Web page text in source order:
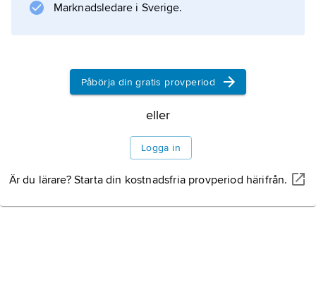
Marknadsledare i Sverige.
Påbörja din gratis provperiod
eller
Logga in
Är du lärare? Starta din kostnadsfria provperiod härifrån.